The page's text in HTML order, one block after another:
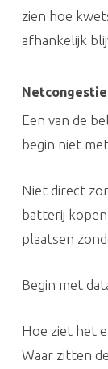
zien hoe
afhankelijk
Een van de
begin niet
Niet direct
batterij
plaatsen
Begin met
Hoe ziet het
Waar zitten